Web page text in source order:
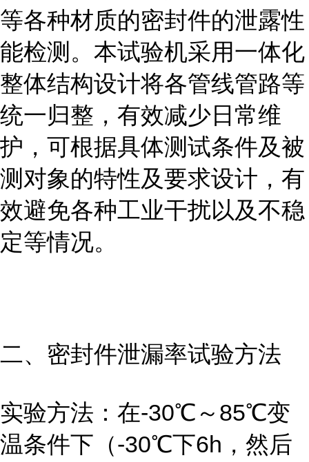
等各种材质的密封件的泄露性
能检测。本试验机采用一体化
整体结构设计将各管线管路等
统一归整，有效减少日常维
护，可根据具体测试条件及被
测对象的特性及要求设计，有
效避免各种工业干扰以及不稳
定等情况。
二、密封件泄漏率试验方法
实验方法：在-30℃～85℃变
温条件下（-30℃下6h，然后